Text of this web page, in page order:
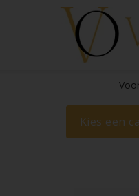
Kies een